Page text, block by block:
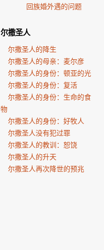
回族婚外遇的问题
尔撒圣人
尔撒圣人的降生
尔撒圣人的母亲：麦尔彦
尔撒圣人的身份：顿亚的光
尔撒圣人的身份：复活
尔撒圣人的身份：生命的食
物
尔撒圣人的身份：好牧人
尔撒圣人没有犯过罪
尔撒圣人的教训：恕饶
尔撒圣人的升天
尔撒圣人再次降世的预兆